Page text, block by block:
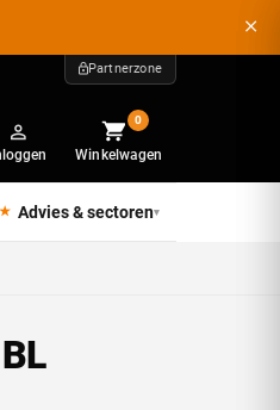
Partnerzone
0
Winkelwagen
Advies & sectoren▾